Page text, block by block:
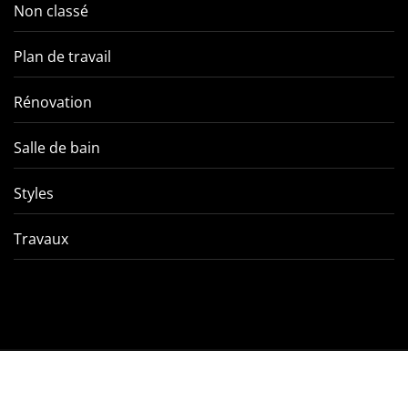
Non classé
Plan de travail
Rénovation
Salle de bain
Styles
Travaux